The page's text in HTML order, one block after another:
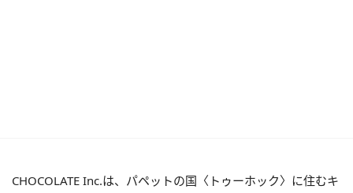
CHOCOLATE Inc.は、パペットの国〈トゥーホック〉に住むキ